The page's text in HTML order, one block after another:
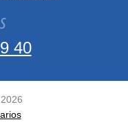
40
2026